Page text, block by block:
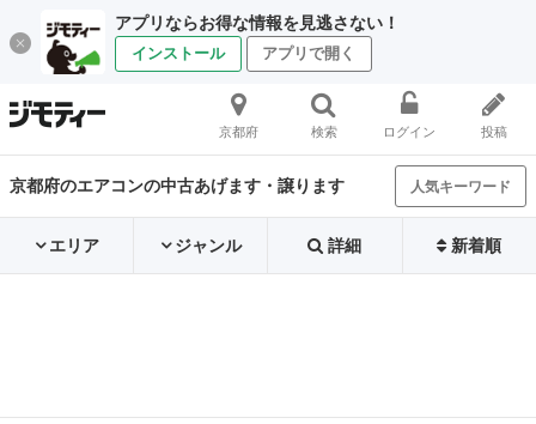
アプリならお得な情報を見逃さない！
インストール アプリで開く
京都府 検索 ログイン 投稿
京都府のエアコンの中古あげます・譲ります 人気キーワード
エリア ジャンル 詳細 新着順